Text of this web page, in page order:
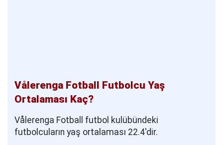
Vålerenga Fotball Futbolcu Yaş
Ortalaması Kaç?
Vålerenga Fotball futbol kulübündeki
futbolcuların yaş ortalaması 22.4'dir.